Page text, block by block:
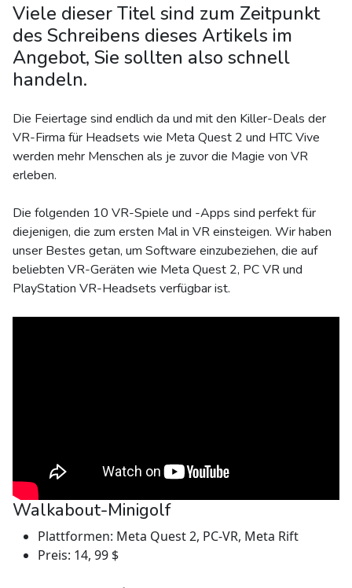
Viele dieser Titel sind zum Zeitpunkt
des Schreibens dieses Artikels im
Angebot, Sie sollten also schnell
handeln.
Die Feiertage sind endlich da und mit den Killer-Deals der
VR-Firma für Headsets wie Meta Quest 2 und HTC Vive
werden mehr Menschen als je zuvor die Magie von VR
erleben.
Die folgenden 10 VR-Spiele und -Apps sind perfekt für
diejenigen, die zum ersten Mal in VR einsteigen. Wir haben
unser Bestes getan, um Software einzubeziehen, die auf
beliebten VR-Geräten wie Meta Quest 2, PC VR und
PlayStation VR-Headsets verfügbar ist.
Walkabout-Minigolf
Plattformen: Meta Quest 2, PC-VR, Meta Rift
Preis: 14, 99 $